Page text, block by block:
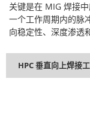
关键是在 MIG 焊接
一个工作周期内的脉
向稳定性、深度渗透
HPC 垂直向上焊接